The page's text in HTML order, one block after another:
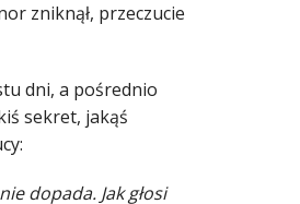
zniknął, przeczucie
dni, a pośrednio
sekret, jakąś
dopada. Jak głosi